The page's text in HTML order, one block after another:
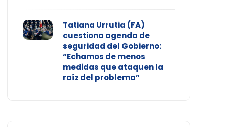
Tatiana Urrutia (FA)
cuestiona agenda de
seguridad del Gobierno:
“Echamos de menos
medidas que ataquen la
raíz del problema”